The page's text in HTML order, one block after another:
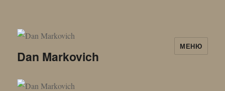
Dan Markovich
МЕНЮ